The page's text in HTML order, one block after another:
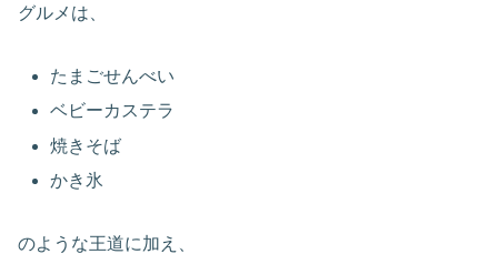
グルメは、
たまごせんべい
ベビーカステラ
焼きそば
かき氷
のような王道に加え、